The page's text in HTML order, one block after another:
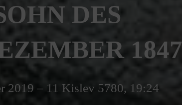
DES
1847
2019 – 11 Kislev 5780, 19:24